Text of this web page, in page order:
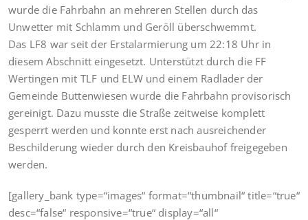
wurde die Fahrbahn an mehreren Stellen durch das
Unwetter mit Schlamm und Geröll überschwemmt.
Das LF8 war seit der Erstalarmierung um 22:18 Uhr in
diesem Abschnitt eingesetzt. Unterstützt durch die FF
Wertingen mit TLF und ELW und einem Radlader der
Gemeinde Buttenwiesen wurde die Fahrbahn provisorisch
gereinigt. Dazu musste die Straße zeitweise komplett
gesperrt werden und konnte erst nach ausreichender
Beschilderung wieder durch den Kreisbauhof freigegeben
werden.
[gallery_bank type=“images“ format=“thumbnail“ title=“true“
desc=“false“ responsive=“true“ display=“all“